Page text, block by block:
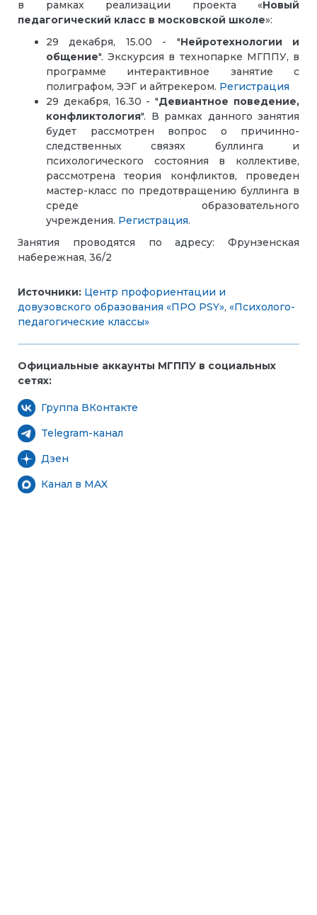
в рамках реализации проекта «Новый
педагогический класс в московской школе»:
29 декабря, 15.00 - "Нейротехнологии и
общение". Экскурсия в технопарке МГППУ, в
программе интерактивное занятие с
полиграфом, ЭЭГ и айтрекером. Регистрация
29 декабря, 16.30 - "Девиантное поведение,
конфликтология". В рамках данного занятия
будет рассмотрен вопрос о причинно-
следственных связях буллинга и
психологического состояния в коллективе,
рассмотрена теория конфликтов, проведен
мастер-класс по предотвращению буллинга в
среде образовательного
учреждения. Регистрация.
Занятия проводятся по адресу: Фрунзенская
набережная, 36/2
Источники: Центр профориентации и
довузовского образования «ПРО PSY», «Психолого-
педагогические классы»
Официальные аккаунты МГППУ в социальных
сетях:
Группа ВКонтакте
Telegram-канал
Дзен
Канал в MAX